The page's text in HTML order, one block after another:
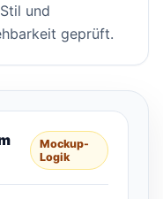
und
geprüft.
Mockup-
Logik